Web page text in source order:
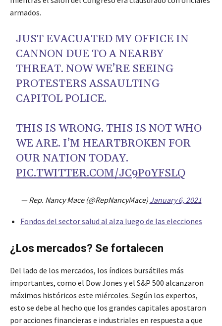
armados.
JUST EVACUATED MY OFFICE IN
CANNON DUE TO A NEARBY
THREAT. NOW WE’RE SEEING
PROTESTERS ASSAULTING
CAPITOL POLICE.
THIS IS WRONG. THIS IS NOT WHO
WE ARE. I’M HEARTBROKEN FOR
OUR NATION TODAY.
PIC.TWITTER.COM/JC9P0YFSLQ
— Rep. Nancy Mace (@RepNancyMace) January 6, 2021
Fondos del sector salud al alza luego de las elecciones
¿Los mercados? Se fortalecen
Del lado de los mercados, los índices bursátiles más
importantes, como el Dow Jones y el S&P 500 alcanzaron
máximos históricos este miércoles. Según los expertos,
esto se debe al hecho que los grandes capitales apostaron
por acciones financieras e industriales en respuesta a que